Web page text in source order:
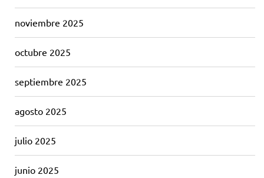
noviembre 2025
octubre 2025
septiembre 2025
agosto 2025
julio 2025
junio 2025